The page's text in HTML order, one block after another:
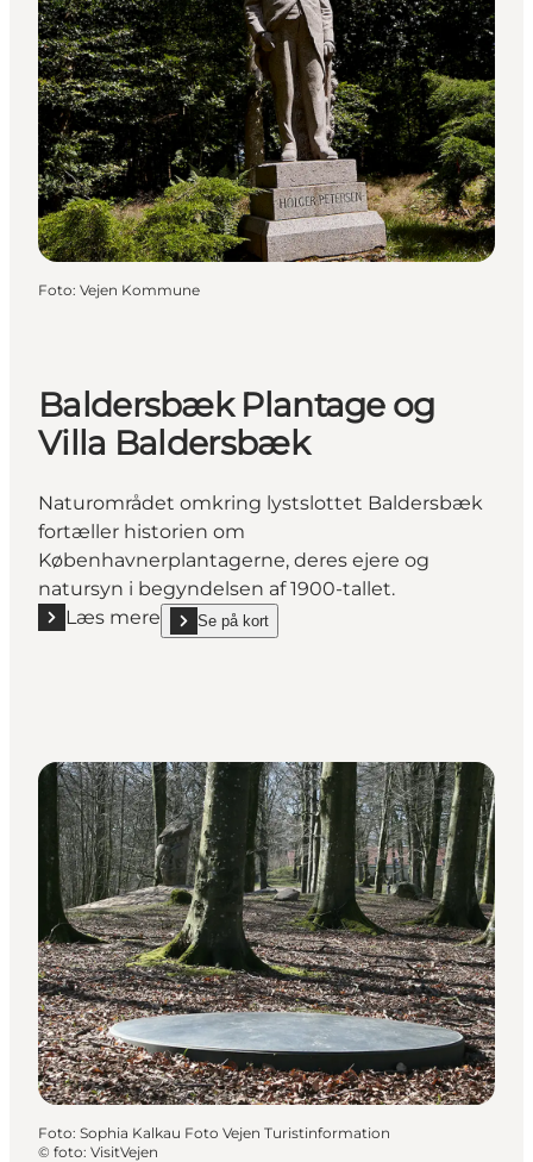
Foto: Vejen Kommune
Baldersbæk Plantage og
Villa Baldersbæk
Naturområdet omkring lystslottet Baldersbæk
fortæller historien om
Københavnerplantagerne, deres ejere og
natursyn i begyndelsen af 1900-tallet.
Læs mere
Læs mere "Baldersbæk Plantage og Villa
Se på kort
show Baldersbæk Plantage og Villa Baldersbæk
Foto: Sophia Kalkau Foto Vejen Turistinformation
© foto: VisitVejen